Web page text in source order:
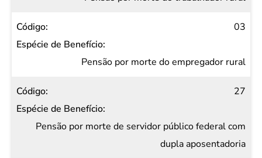
03
Pensão por morte do empregador rural
27
Pensão por morte de servidor público federal com
dupla aposentadoria